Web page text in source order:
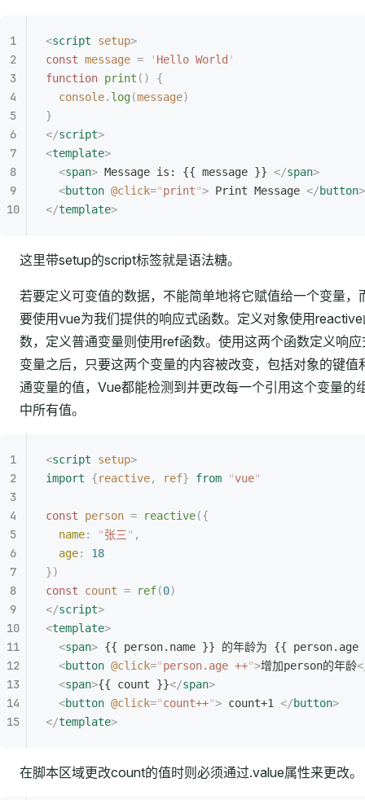
<script setup>
const message = ' Hello World '
function print ()
{
  console
. log(message)
}
</script>
<template>
  <
span> Message is: {{ message }} </span>
  <
button @click="print"> Print Message </button>
</template>
这里带setup的script标签就是语法糖。
若要定义可变值的数据，不能简单地将它赋值给一个变量，
要使用vue为我们提供的响应式函数。定义对象使用
数，定义普通变量则使用ref函数。使用这两个函数定义响应
变量之后，只要这两个变量的内容被改变，包括对象的键值
通变量的值，Vue都能检测到并更改每一个引用这个变量的
中所有值。
<script setup>
import {reactive, ref} from "vue"
const person = reactive({
  name
: "张三" ,
  age
:
18
})
const count = ref(0)
</script>
<template>
  <
span> {{ person.name }} 的年龄为 {{
  <
button @click="person.age ++">增加person的年龄
  <
span>{{ count }}</span>
  <
button @click="count++"> count+1 </button>
</template>
在脚本区域更改count的值时则必须通过.value属性来更改。